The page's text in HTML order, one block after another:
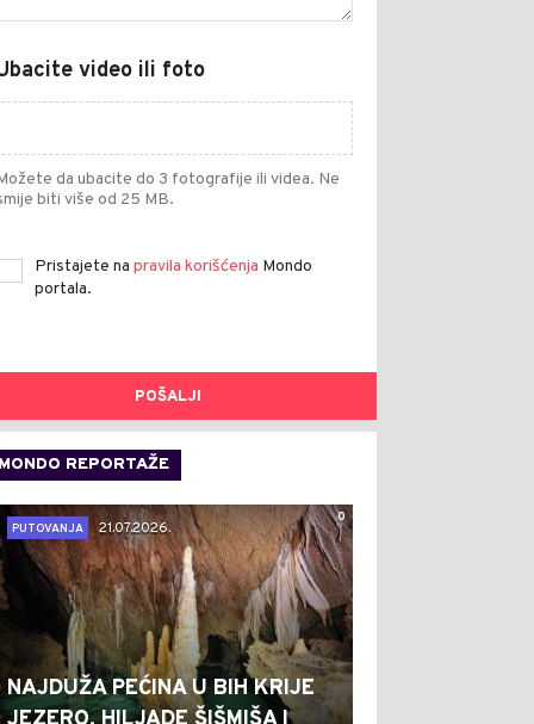
video ili foto
da ubacite do 3 fotografije ili videa. Ne
biti više od 25 MB.
Pristajete na pravila korišćenja Mondo
portala.
POŠALJI
MONDO REPORTAŽE
0
PUTOVANJA
21.07.2026.
NAJDUŽA PEĆINA U BIH KRIJE